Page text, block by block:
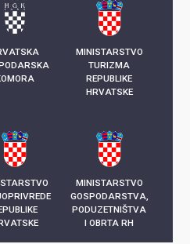
MINISTARSTVO
TURIZMA
REPUBLIKE
HRVATSKE
MINISTARSTVO
GOSPODARSTVA,
PODUZETNIŠTVA
I OBRTA RH